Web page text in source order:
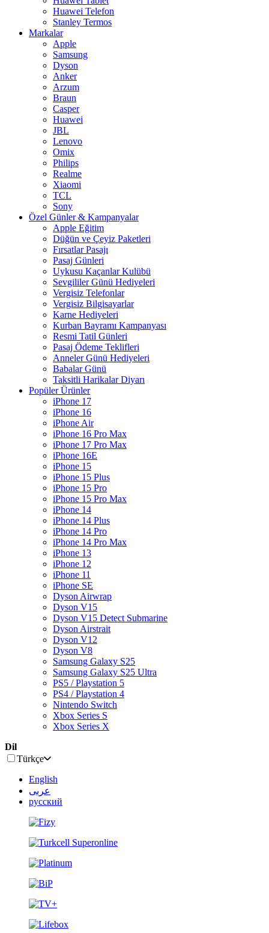
Huawei Telefon
Stanley Termos
Markalar
Apple
Samsung
Dyson
Anker
Arzum
Braun
Casper
Huawei
JBL
Lenovo
Omix
Philips
Realme
Xiaomi
TCL
Sony
Özel Günler & Kampanyalar
Apple Eğitim
Düğün ve Çeyiz Paketleri
Fırsatlar Pasajı
Pasaj Günleri
Uykusu Kaçanlar Kulübü
Sevgililer Günü Hediyeleri
Vergisiz Telefonlar
Vergisiz Bilgisayarlar
Karne Hediyeleri
Kurban Bayramı Kampanyası
Resmi Tatil Günleri
Pasaj Ödeme Teklifleri
Anneler Günü Hediyeleri
Babalar Günü
Taksitli Harikalar Diyarı
Popüler Ürünler
iPhone 17
iPhone 16
iPhone Air
iPhone 16 Pro Max
iPhone 17 Pro Max
iPhone 16E
iPhone 15
iPhone 15 Plus
iPhone 15 Pro
iPhone 15 Pro Max
iPhone 14
iPhone 14 Plus
iPhone 14 Pro
iPhone 14 Pro Max
iPhone 13
iPhone 12
iPhone 11
iPhone SE
Dyson Airwrap
Dyson V15
Dyson V15 Detect Submarine
Dyson Airstrait
Dyson V12
Dyson V8
Samsung Galaxy S25
Samsung Galaxy S25 Ultra
PS5 / Playstation 5
PS4 / Playstation 4
Nintendo Switch
Xbox Series S
Xbox Series X
Dil
Türkçe
English
عربى
русский